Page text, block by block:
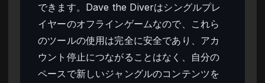
できます。Dave the Diverはシングルプレ
イヤーのオフラインゲームなので、これら
のツールの使用は完全に安全であり、アカ
ウント停止につながることはなく、自分の
ペースで新しいジャングルのコンテンツを